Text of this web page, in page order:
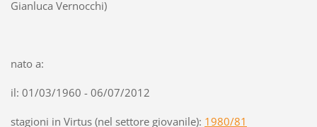
Gianluca Vernocchi)
nato a:
il: 01/03/1960 - 06/07/2012
stagioni in Virtus (nel settore giovanile): 1980/81